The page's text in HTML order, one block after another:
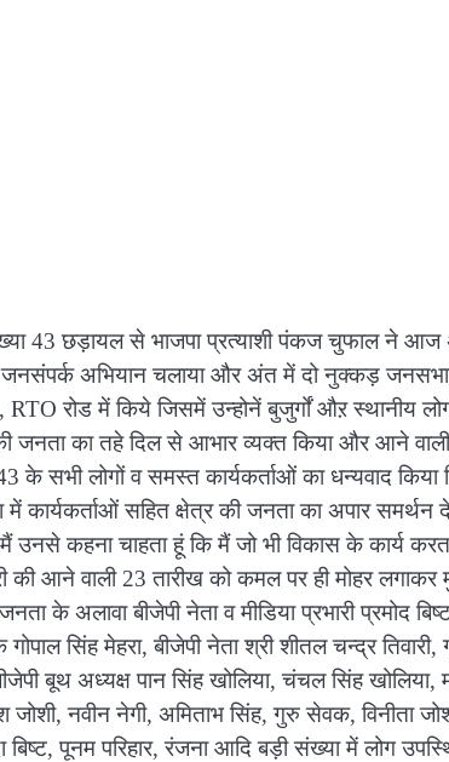
संख्या 43 छड़ायल से भाजपा प्रत्याशी पंकज चुफाल ने आज
अभियान चलाया और अंत में दो नुक्कड़
रोड में किये जिसमें उन्होनें बुजुर्गों औऱ स्थानीय लोगों
जनता का तहे दिल से आभार व्यक्त किया और आने
के सभी लोगों व समस्त कार्यकर्ताओं का धन्यवाद
सहित क्षेत्र की जनता का अपार समर्थन
उनसे कहना चाहता हूं कि मैं जो भी विकास के कार्य
की आने वाली 23 तारीख को कमल पर ही मोहर
के अलावा बीजेपी नेता व मीडिया प्रभारी प्रमोद
सिंह मेहरा, बीजेपी नेता श्री शीतल चन्द्र
बूथ अध्यक्ष पान सिंह खोलिया, चंचल सिंह खोलिया,
जोशी, नवीन नेगी, अमिताभ सिंह, गुरु सेवक, विनीता
बिष्ट, पूनम परिहार, रंजना आदि बड़ी संख्या में लोग